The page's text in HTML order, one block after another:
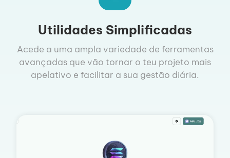
Utilidades Simplificadas
Acede a uma ampla variedade de ferramentas
avançadas que vão tornar o teu projeto mais
apelativo e facilitar a sua gestão diária.